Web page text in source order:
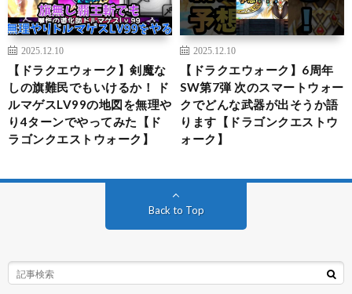
2025.12.10
【ドラクエウォーク】剣魔な
しの旗難民でもいけるか！ ド
ルマゲスLV99の地図を無理や
り4ターンでやってみた【ド
ラゴンクエストウォーク】
2025.12.10
【ドラクエウォーク】6周年
SW第7弾 次のスマートウォー
クでどんな武器が出そうか語
ります【ドラゴンクエストウ
ォーク】
Back to Top